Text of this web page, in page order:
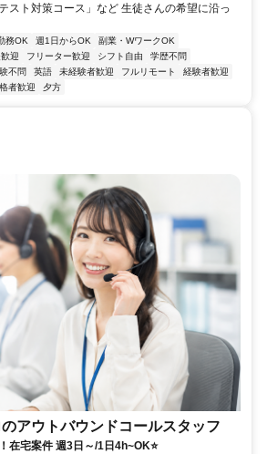
スト対策コース」など 生徒さんの希望に沿っ
務OK 週1日からOK
副業・WワークOK
迎 フリーター歓迎 シフト自由
学歴不問
不問 英語 未経験者歓迎 フルリモート
経験者歓迎
者歓迎 夕方
アウトバウンドコールスタッフ
在宅案件 週3日～/1日4h~OK⭐